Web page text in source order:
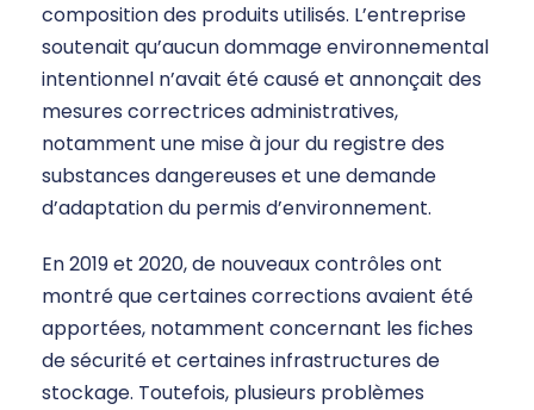
composition des produits utilisés. L’entreprise
soutenait qu’aucun dommage environnemental
intentionnel n’avait été causé et annonçait des
mesures correctrices administratives,
notamment une mise à jour du registre des
substances dangereuses et une demande
d’adaptation du permis d’environnement.
En 2019 et 2020, de nouveaux contrôles ont
montré que certaines corrections avaient été
apportées, notamment concernant les fiches
de sécurité et certaines infrastructures de
stockage. Toutefois, plusieurs problèmes